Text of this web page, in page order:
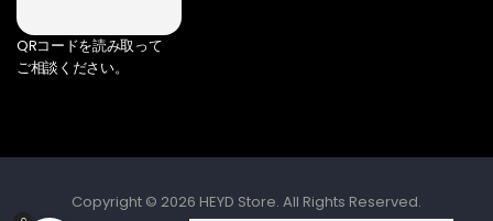
QRコードを読み取って
ご相談ください。
Copyright © 2026 HEYD Store. All Rights Reserved.